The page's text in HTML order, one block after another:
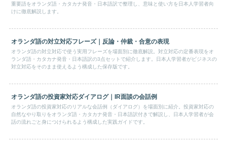
重要語をオランダ語・カタカナ発音・日本語訳で整理し、意味と使い方を日本人学習者向
けに徹底解説します。
オランダ語の対立対応フレーズ｜反論・仲裁・合意の表現
オランダ語の対立対応で使う実用フレーズを場面別に徹底解説。対立対応の定番表現をオ
ランダ語・カタカナ発音・日本語訳の3点セットで紹介します。日本人学習者がビジネスの
対立対応をそのまま使えるよう構成した保存版です。
オランダ語の投資家対応ダイアログ｜IR面談の会話例
オランダ語の投資家対応のリアルな会話例（ダイアログ）を場面別に紹介。投資家対応の
自然なやり取りをオランダ語・カタカナ発音・日本語訳付きで解説し、日本人学習者が会
話の流れごと身につけられるよう構成した実践ガイドです。